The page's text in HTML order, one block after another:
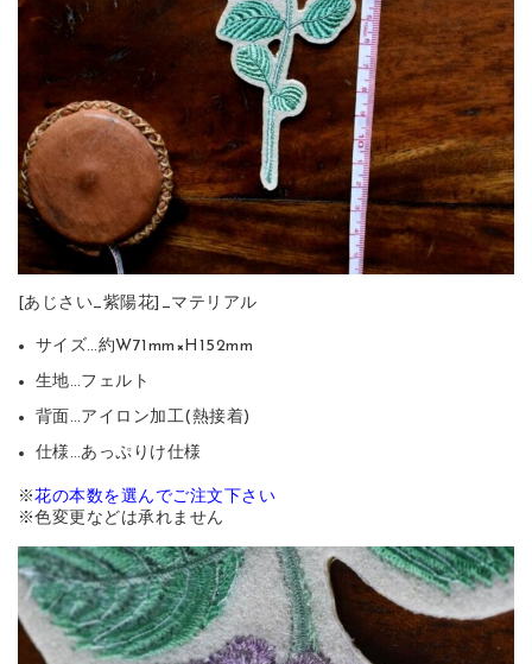
[あじさい_紫陽花]_マテリアル
サイズ…約W71mm×H152mm
生地…フェルト
背面…アイロン加工(熱接着)
仕様…あっぷりけ仕様
※花の本数を選んでご注文下さい
※色変更などは承れません